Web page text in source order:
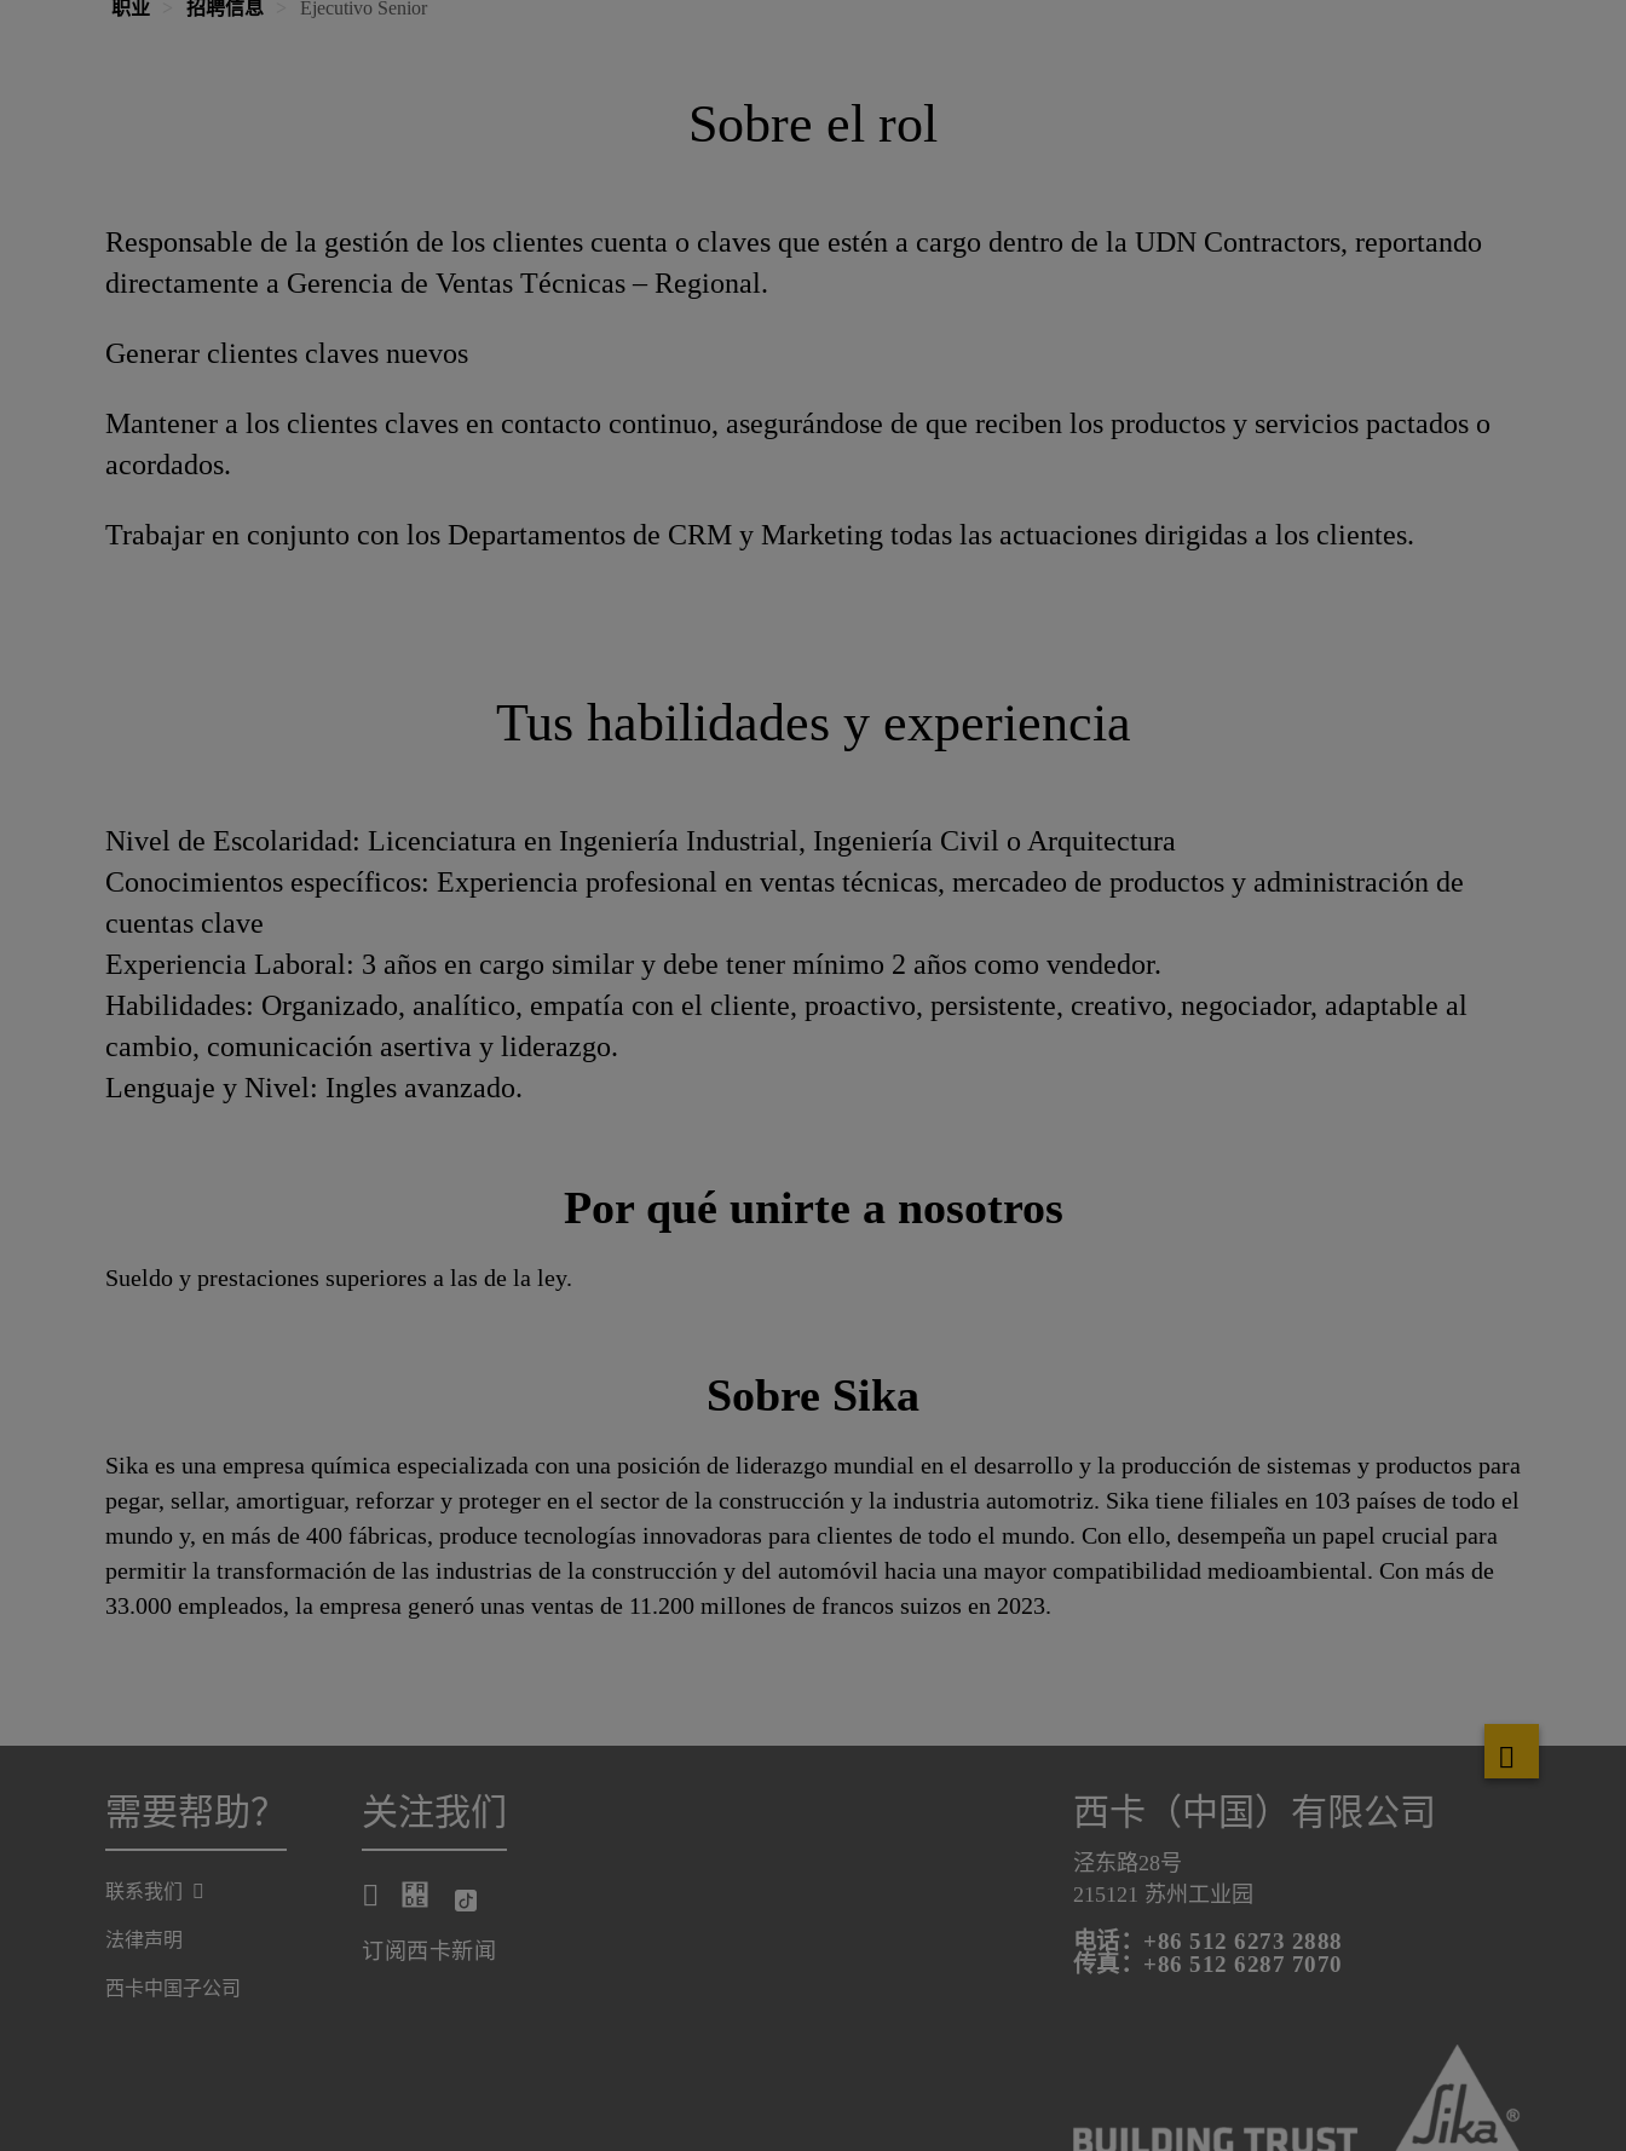
职业 招聘信息 Ejecutivo Senior
Sobre el rol
Responsable de la gestión de los clientes cuenta o claves que estén a cargo dentro de la UDN Contractors, reportando
directamente a Gerencia de Ventas Técnicas – Regional.
Generar clientes claves nuevos
Mantener a los clientes claves en contacto continuo, asegurándose de que reciben los productos y servicios pactados o
acordados.
Trabajar en conjunto con los Departamentos de CRM y Marketing todas las actuaciones dirigidas a los clientes.
Tus habilidades y experiencia
Nivel de Escolaridad: Licenciatura en Ingeniería Industrial, Ingeniería Civil o Arquitectura
Conocimientos específicos: Experiencia profesional en ventas técnicas, mercadeo de productos y administración de
cuentas clave
Experiencia Laboral: 3 años en cargo similar y debe tener mínimo 2 años como vendedor.
Habilidades: Organizado, analítico, empatía con el cliente, proactivo, persistente, creativo, negociador, adaptable al
cambio, comunicación asertiva y liderazgo.
Lenguaje y Nivel: Ingles avanzado.
Por qué unirte a nosotros
Sueldo y prestaciones superiores a las de la ley.
Sobre Sika
Sika es una empresa química especializada con una posición de liderazgo mundial en el desarrollo y la producción de sistemas y productos para
pegar, sellar, amortiguar, reforzar y proteger en el sector de la construcción y la industria automotriz. Sika tiene filiales en 103 países de todo el
mundo y, en más de 400 fábricas, produce tecnologías innovadoras para clientes de todo el mundo. Con ello, desempeña un papel crucial para
permitir la transformación de las industrias de la construcción y del automóvil hacia una mayor compatibilidad medioambiental. Con más de
33.000 empleados, la empresa generó unas ventas de 11.200 millones de francos suizos en 2023.
需要帮助？
联系我们
法律声明
西卡中国子公司
关注我们
订阅西卡新闻
西卡（中国）有限公司
泾东路28号
215121 苏州工业园
电话：+86 512 6273 2888
传真：+86 512 6287 7070